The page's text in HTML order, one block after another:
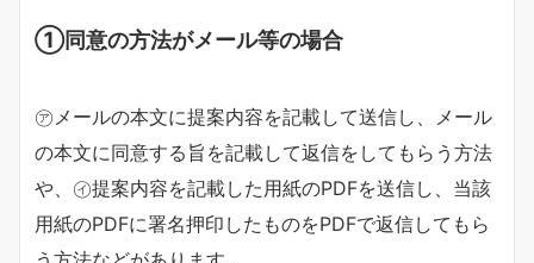
①同意の方法がメール等の場合
㋐メールの本文に提案内容を記載して送信し、メール
の本文に同意する旨を記載して返信をしてもらう方法
や、㋑提案内容を記載した用紙のPDFを送信し、当該
用紙のPDFに署名押印したものをPDFで返信してもら